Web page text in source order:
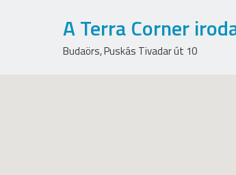
A Terra Corner
Budaörs, Puskás Tivadar út 10